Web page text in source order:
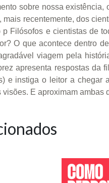
sobre nossa
recentemente, dos
p Filósofos e cientistas de
O que acontece dentro
viagem pela
apresenta respostas da
e instiga o leitor a chegar
E aproximam ambas